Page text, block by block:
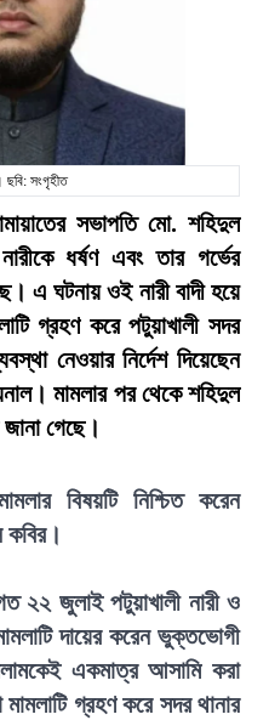
ছবি: সংগৃহীত
সভাপতি মো. শহিদুল
ধর্ষণ এবং তার গর্ভের
এ ঘটনায় ওই নারী বাদী হয়ে
গ্রহণ করে পটুয়াখালী সদর
নেওয়ার নির্দেশ দিয়েছেন
মামলার পর থেকে শহিদুল
গেছে।
বিষয়টি নিশ্চিত করেন
কবির।
২২ জুলাই পটুয়াখালী নারী ও
দায়ের করেন ভুক্তভোগী
একমাত্র আসামি করা
গ্রহণ করে সদর থানার